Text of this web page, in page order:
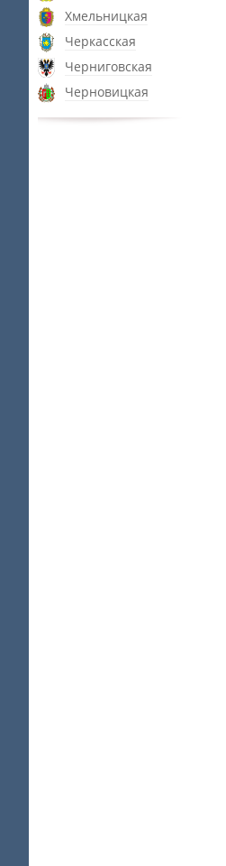
Хмельницкая
Черкасская
Черниговская
Черновицкая